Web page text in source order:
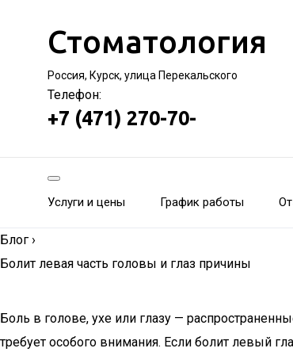
Стоматология
Россия, Курск, улица Перекальского
Телефон:
+7 (471) 270-70-
Услуги и цены График работы
Блог ›
Болит левая часть головы и глаз причины
Боль в голове, ухе или глазу —
требует особого внимания. Если болит левый